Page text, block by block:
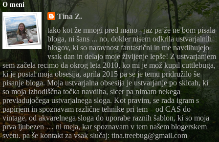
O meni
Tina Z.
tako kot že mnogi pred mano - jaz pa že ne bom pisala
bloga, ni šans ... no, dokler nisem odkrila ustvarjalnih
blogov, ki so naravnost fantastični in me navdihujejo
vsak dan in delajo moje življenje lepše! Z ustvarjanjem
sem začela recimo da okrog leta 2010, ko mi je mož kupil cuttlebuga,
ki je postal moja obsesija, aprila 2015 pa se je temu pridružilo še
pisanje bloga. Moja ustvarjalna obsesija je ustvarjanje po skicah, ki
so moja izhodiščna točka navdiha, sicer pa nimam nekega
prevladujočega ustvarjalnega sloga. Kot pravim, se rada igram s
papirjem in spoznavam različne tehnike pri tem – od CAS do
vintage, od akvarelnega sloga do uporabe raznih šablon, ki so moja
prva ljubezen … ni meja, kar spoznavam v tem našem blogerskem
svetu. pa še kontakt za vsak slučaj: tina.treebug@gmail.com